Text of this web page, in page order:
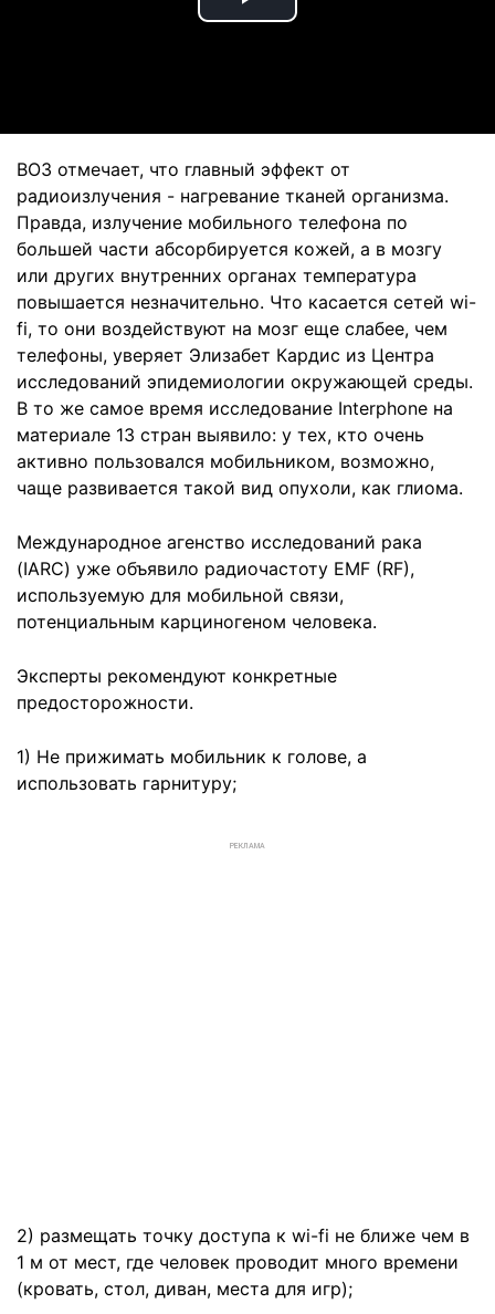
Play
ВОЗ отмечает, что главный эффект от
радиоизлучения - нагревание тканей организма.
Правда, излучение мобильного телефона по
большей части абсорбируется кожей, а в мозгу
или других внутренних органах температура
повышается незначительно. Что касается сетей wi-
fi, то они воздействуют на мозг еще слабее, чем
телефоны, уверяет Элизабет Кардис из Центра
исследований эпидемиологии окружающей среды.
В то же самое время исследование Interphone на
материале 13 стран выявило: у тех, кто очень
активно пользовался мобильником, возможно,
чаще развивается такой вид опухоли, как глиома.
Международное агенство исследований рака
(IARC) уже объявило радиочастоту EMF (RF),
используемую для мобильной связи,
потенциальным карциногеном человека.
Эксперты рекомендуют конкретные
предосторожности.
1) Не прижимать мобильник к голове, а
использовать гарнитуру;
РЕКЛАМА
2) размещать точку доступа к wi-fi не ближе чем в
1 м от мест, где человек проводит много времени
(кровать, стол, диван, места для игр);